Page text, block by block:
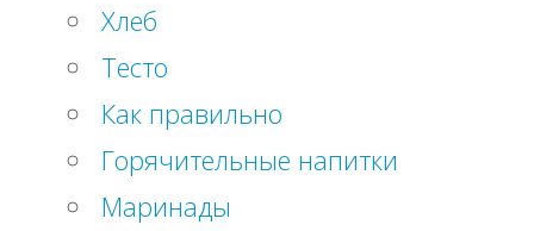
Хлеб
Тесто
Как правильно
Горячительные напитки
Маринады